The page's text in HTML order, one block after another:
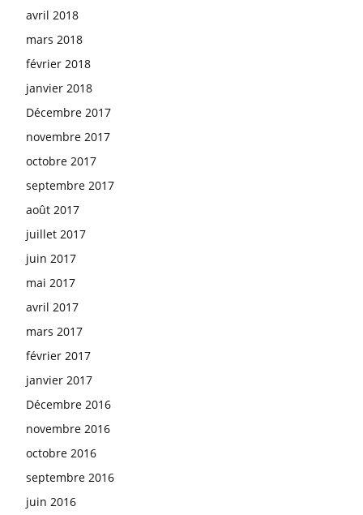
avril 2018
mars 2018
février 2018
janvier 2018
Décembre 2017
novembre 2017
octobre 2017
septembre 2017
août 2017
juillet 2017
juin 2017
mai 2017
avril 2017
mars 2017
février 2017
janvier 2017
Décembre 2016
novembre 2016
octobre 2016
septembre 2016
juin 2016